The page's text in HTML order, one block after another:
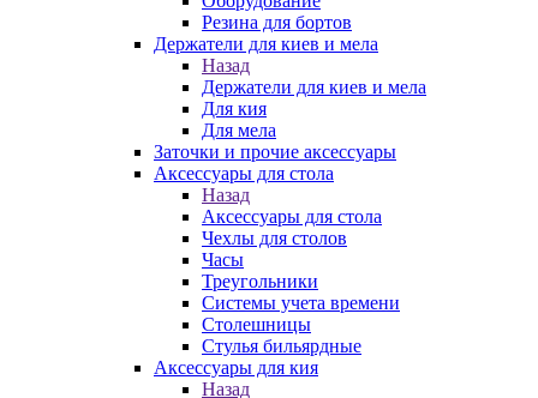
Резина для бортов
Держатели для киев и мела
Назад
Держатели для киев и мела
Для кия
Для мела
Заточки и прочие аксессуары
Аксессуары для стола
Назад
Аксессуары для стола
Чехлы для столов
Часы
Треугольники
Системы учета времени
Столешницы
Стулья бильярдные
Аксессуары для кия
Назад